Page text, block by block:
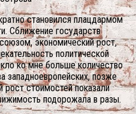
становился плацдармом
Сближение государств
экономический рост,
политической
ко мне больше количество
западноевропейских, позже
стоимостей показали
подорожала в разы.